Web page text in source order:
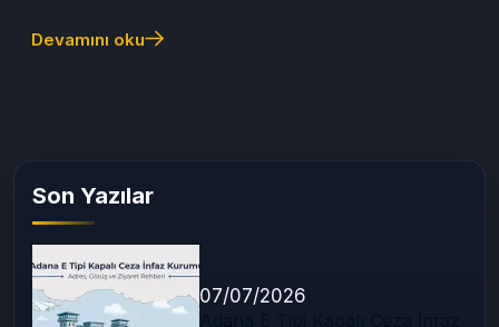
Devamını oku
Son Yazılar
07/07/2026